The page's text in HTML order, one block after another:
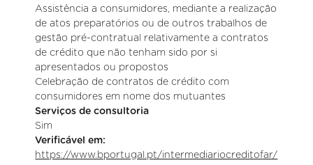
Assistência a consumidores, mediante a realização
de atos preparatórios ou de outros trabalhos de
gestão pré-contratual relativamente a contratos
de crédito que não tenham sido por si
apresentados ou propostos
Celebração de contratos de crédito com
consumidores em nome dos mutuantes
Serviços de consultoria
Sim
Verificável em:
https://www.bportugal.pt/intermediariocreditofar/